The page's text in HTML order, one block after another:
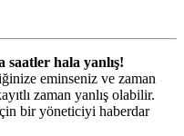
hala yanlış!
eminseniz ve zaman
zaman yanlış olabilir.
bir yöneticiyi haberdar